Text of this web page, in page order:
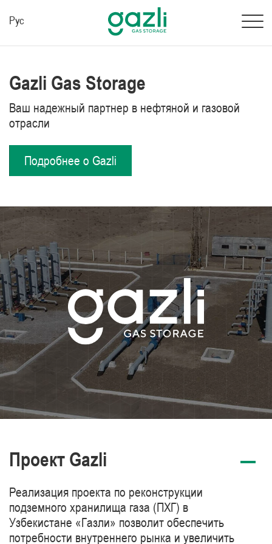
Рус
Gazli Gas Storage
Ваш надежный партнер в нефтяной и газовой
отрасли
Подробнее о Gazli
Проект Gazli
Реализация проекта по реконструкции
подземного хранилища газа (ПХГ) в
Узбекистане «Газли» позволит обеспечить
потребности внутреннего рынка и увеличить